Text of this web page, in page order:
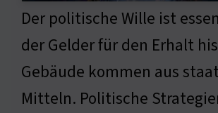
Der politische Wille ist
der Gelder für den Erhalt
Gebäude kommen aus
Mitteln. Politische